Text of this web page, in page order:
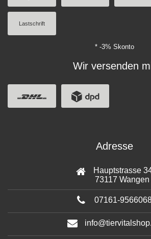
Lastschrift
* -3% Skonto
Wir versenden
Adresse
Hauptstrasse
73117 Wangen
07161-